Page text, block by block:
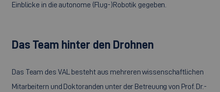
Einblicke in die autonome (Flug-)Robotik gegeben.
Das Team hinter den Drohnen
Das Team des VAL besteht aus mehreren wissenschaftlichen
Mitarbeitern und Doktoranden unter der Betreuung von Prof. Dr.-